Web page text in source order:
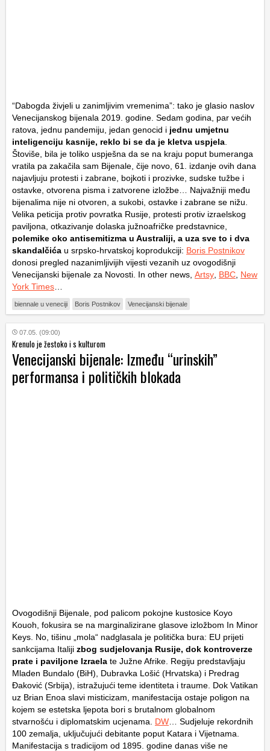
“Dabogda živjeli u zanimljivim vremenima”: tako je glasio naslov
Venecijanskog bijenala 2019. godine. Sedam godina, par većih
ratova, jednu pandemiju, jedan genocid i jednu umjetnu
inteligenciju kasnije, reklo bi se da je kletva uspjela
Štoviše, bila je toliko uspješna da se na kraju poput bumeranga
vratila pa zakačila sam Bijenale, čije novo, 61. izdanje ovih dana
najavljuju protesti i zabrane, bojkoti i prozivke, sudske tužbe i
ostavke, otvorena pisma i zatvorene izložbe… Najvažniji među
bijenalima nije ni otvoren, a sukobi, ostavke i zabrane se nižu.
Velika peticija protiv povratka Rusije, protesti protiv izraelskog
paviljona, otkazivanje dolaska južnoafričke predstavnice,
polemike oko antisemitizma u Australiji, a uza sve to i dva
skandalčića u srpsko-hrvatskoj koprodukciji: Boris Postnikov
donosi pregled nazanimljivijih vijesti vezanih uz ovogodišnji
Venecijanski bijenale za Novosti. In other news, Artsy BBC New
York Times
biennale u veneciji Boris Postnikov Venecijanski bijenale
07.05. (09:00)
Krenulo je žestoko i s kulturom
Venecijanski bijenale: Između “urinskih”
performansa i političkih blokada
Ovogodišnji Bijenale, pod palicom pokojne kustosice Koyo
Kouoh, fokusira se na marginalizirane glasove izložbom In Minor
Keys. No, tišinu „mola“ nadglasala je politička bura: EU prijeti
sankcijama Italiji zbog sudjelovanja Rusije, dok kontroverze
prate i paviljone Izraela te Južne Afrike. Regiju predstavljaju
Mladen Bundalo (BiH), Dubravka Lošić (Hrvatska) i Predrag
Đaković (Srbija), istražujući teme identiteta i traume. Dok Vatikan
uz Brian Enoa slavi misticizam, manifestacija ostaje poligon na
kojem se estetska ljepota bori s brutalnom globalnom
stvarnošću i diplomatskim ucjenama. DW … Sudjeluje rekordnih
100 zemalja, uključujući debitante poput Katara i Vijetnama.
Manifestacija s tradicijom od 1895. godine danas više ne